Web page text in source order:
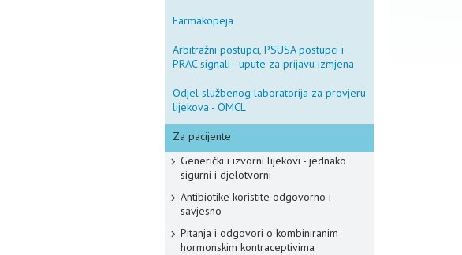
Farmakopeja
Arbitražni postupci, PSUSA postupci i
PRAC signali - upute za prijavu izmjena
Odjel službenog laboratorija za provjeru
lijekova - OMCL
Za pacijente
Generički i izvorni lijekovi - jednako
sigurni i djelotvorni
Antibiotike koristite odgovorno i
savjesno
Pitanja i odgovori o kombiniranim
hormonskim kontraceptivima